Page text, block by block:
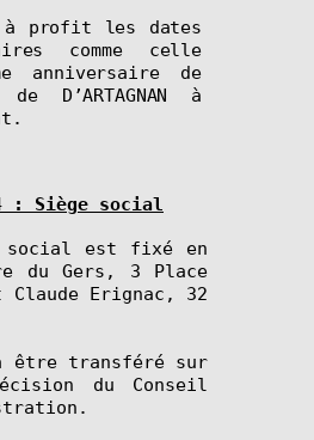
à profit les dates
comme celle
anniversaire de
D’ARTAGNAN à
: Siège social
social est fixé en
du Gers, 3 Place
Claude Erignac, 32
être transféré sur
du Conseil